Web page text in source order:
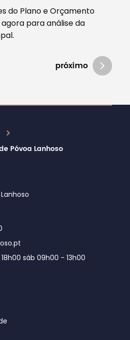
do Plano e Orçamento
agora para análise da
próximo
2020
Póvoa Lanhoso
sáb 09h00 - 13h00